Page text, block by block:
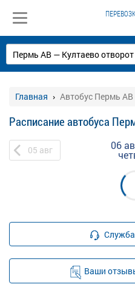
Главная Автобус Пермь АВ
Расписание автобуса
05 авг 06
Ваши